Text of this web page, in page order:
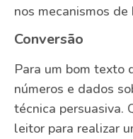
nos mecanismos
Conversão
Para um bom texto
números e dados
técnica persuasiva.
leitor para realizar